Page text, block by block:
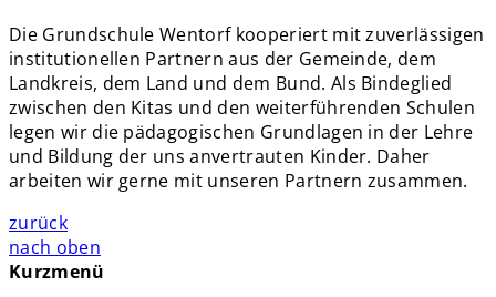
Die Grundschule Wentorf kooperiert mit zuverlässigen
institutionellen Partnern aus der Gemeinde, dem
Landkreis, dem Land und dem Bund. Als Bindeglied
zwischen den Kitas und den weiterführenden Schulen
legen wir die pädagogischen Grundlagen in der Lehre
und Bildung der uns anvertrauten Kinder. Daher
arbeiten wir gerne mit unseren Partnern zusammen.
zurück
nach oben
Kurzmenü